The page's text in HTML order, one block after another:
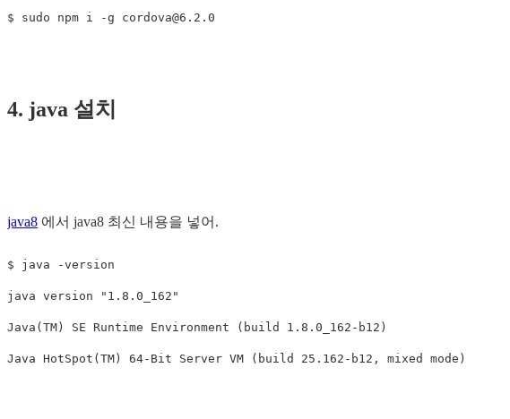
$ sudo npm i -g cordova@6.2.0
4. java 설치
java8 에서 java8 최신 내용을 넣어.
$ java -version
java version "1.8.0_162"
Java ( TM ) SE Runtime Environment ( build 1.8.0_162-b12 )
Java HotSpot ( TM ) 64-Bit Server VM ( build 25.162-b12, mixed mode )